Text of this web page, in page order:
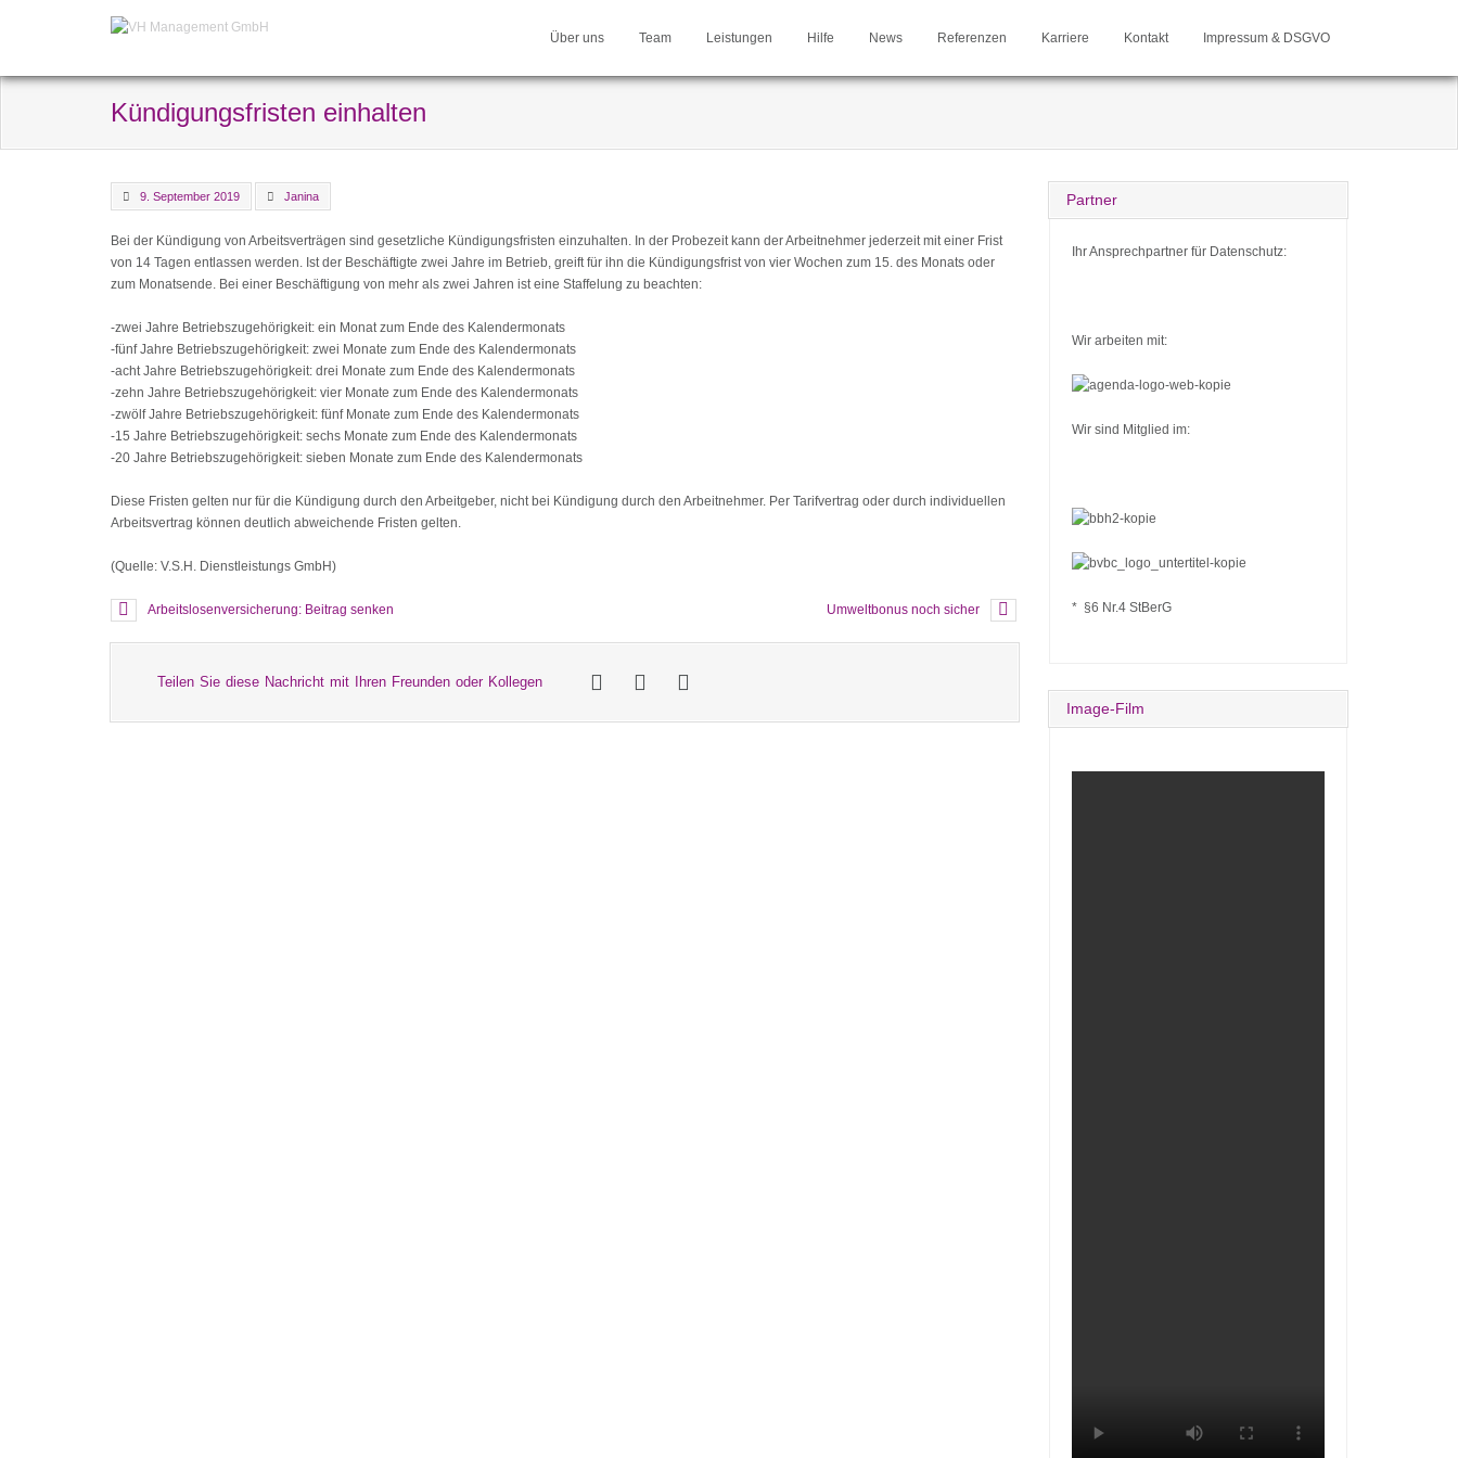
Über uns Team Leistungen Hilfe News Referenzen Karriere Kontakt Impressum & DSGVO
Kündigungsfristen einhalten
9. September 2019 Janina
Bei der Kündigung von Arbeitsverträgen sind gesetzliche Kündigungsfristen einzuhalten. In der Probezeit kann der Arbeitnehmer jederzeit mit einer Frist
von 14 Tagen entlassen werden. Ist der Beschäftigte zwei Jahre im Betrieb, greift für ihn die Kündigungsfrist von vier Wochen zum 15. des Monats oder
zum Monatsende. Bei einer Beschäftigung von mehr als zwei Jahren ist eine Staffelung zu beachten:
-zwei Jahre Betriebszugehörigkeit: ein Monat zum Ende des Kalendermonats
-fünf Jahre Betriebszugehörigkeit: zwei Monate zum Ende des Kalendermonats
-acht Jahre Betriebszugehörigkeit: drei Monate zum Ende des Kalendermonats
-zehn Jahre Betriebszugehörigkeit: vier Monate zum Ende des Kalendermonats
-zwölf Jahre Betriebszugehörigkeit: fünf Monate zum Ende des Kalendermonats
-15 Jahre Betriebszugehörigkeit: sechs Monate zum Ende des Kalendermonats
-20 Jahre Betriebszugehörigkeit: sieben Monate zum Ende des Kalendermonats
Diese Fristen gelten nur für die Kündigung durch den Arbeitgeber, nicht bei Kündigung durch den Arbeitnehmer. Per Tarifvertrag oder durch individuellen
Arbeitsvertrag können deutlich abweichende Fristen gelten.
(Quelle: V.S.H. Dienstleistungs GmbH)
Arbeitslosenversicherung: Beitrag senken Umweltbonus noch sicher
Teilen Sie diese Nachricht mit Ihren Freunden oder Kollegen
Partner
Ihr Ansprechpartner für Datenschutz:
Wir arbeiten mit:
Wir sind Mitglied im:
* §6 Nr.4 StBerG
Image-Film